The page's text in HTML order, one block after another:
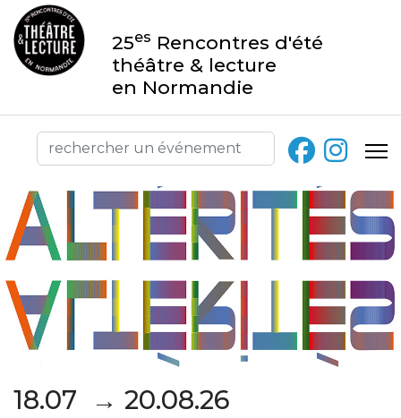
25es Rencontres d'été
théâtre & lecture
en Normandie
18.07 → 20.08.26